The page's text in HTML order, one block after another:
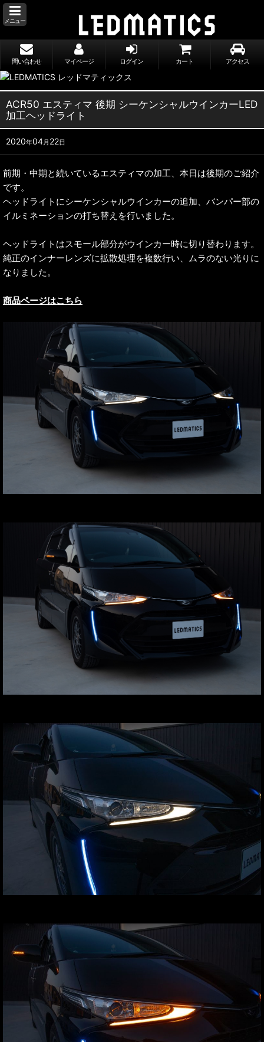
メニュー
問い合わせ マイページ ログイン カート アクセス
ACR50 エスティマ 後期 シーケンシャルウインカーLED
加工ヘッドライト
2020年04月 22日
前期・中期と続いているエスティマの加工、本日は後期のご紹介
です。
ヘッドライトにシーケンシャルウインカーの追加、バンパー部の
イルミネーションの打ち替えを行いました。
ヘッドライトはスモール部分がウインカー時に切り替わります。
純正のインナーレンズに拡散処理を複数行い、ムラのない光りに
なりました。
商品ページはこちら